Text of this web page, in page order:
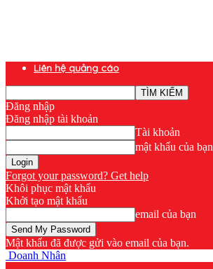
Liên hệ quảng cáo
Đăng nhập
Đăng nhập tài khoản
Tài khoản
mật khẩu của bạn
Forgot your password? Get help
Khôi phục mật khẩu
Khởi tạo mật khẩu
email của bạn
Mật khẩu đã được gửi vào email của bạn.
Doanh Nhân